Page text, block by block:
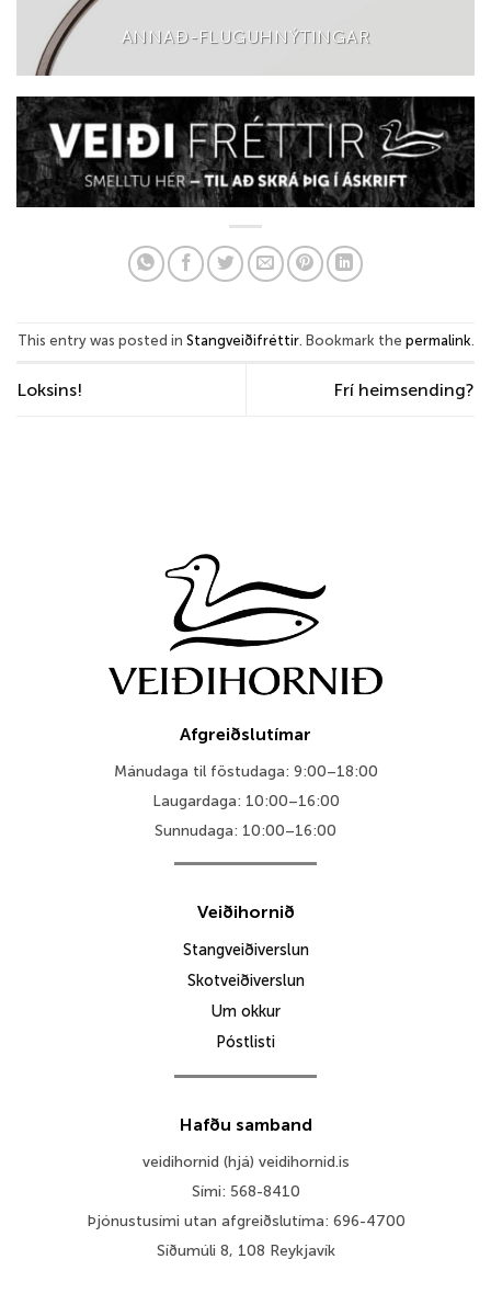
ANNAÐ-FLUGUHNÝTINGAR
This entry was posted in Stangveiðifréttir. Bookmark the permalink.
Loksins! Frí heimsending?
Afgreiðslutímar
Mánudaga til föstudaga: 9:00–18:00
Laugardaga: 10:00–16:00
Sunnudaga: 10:00–16:00
Veiðihornið
Stangveiðiverslun
Skotveiðiverslun
Um okkur
Póstlisti
Hafðu samband
veidihornid (hjá) veidihornid.is
Sími: 568-8410
Þjónustusími utan afgreiðslutíma: 696-4700
Síðumúli 8, 108 Reykjavík